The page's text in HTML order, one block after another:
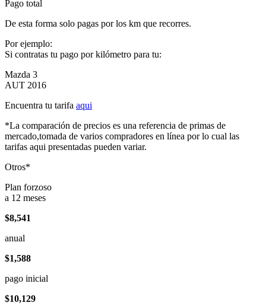
Pago total
De esta forma solo pagas por los km que recorres.
Por ejemplo:
Si contratas tu pago por kilómetro para tu:
Mazda 3
AUT 2016
Encuentra tu tarifa aqui
*La comparación de precios es una referencia de primas de
mercado,tomada de varios compradores en línea por lo cual las
tarifas aqui presentadas pueden variar.
Otros*
Plan forzoso
a 12 meses
$8,541
anual
$1,588
pago inicial
$10,129